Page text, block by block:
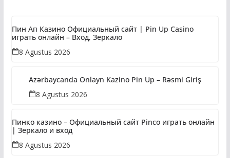
Пин Ап Казино Официальный сайт | Pin Up Casino
играть онлайн – Вход, Зеркало
8 Agustus 2026
Azərbaycanda Onlayn Kazino Pin Up – Rəsmi Giriş
8 Agustus 2026
Пинко казино – Официальный сайт Pinco играть онлайн
| Зеркало и вход
8 Agustus 2026